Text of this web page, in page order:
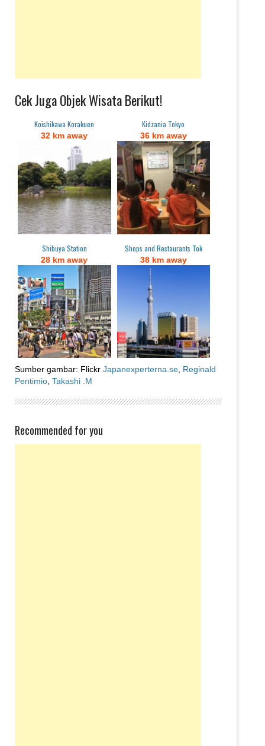
Cek Juga Objek Wisata Berikut!
Koishikawa Korakuen
32 km away
Kidzania Tokyo
36 km away
Shibuya Station
28 km away
Shops and Restaurants Tok
38 km away
Sumber gambar: Flickr Japanexperterna.se, Reginald
Pentimio, Takashi .M
Recommended for you